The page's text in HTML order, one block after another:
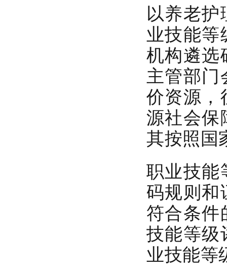
以养老
业技能等
机构遴选
主管部门
价资源，
源社会保
其按照国
职业技能
码规则和
符合条件
技能等级
业技能等